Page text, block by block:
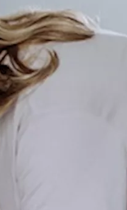
المصابين بالسكري من النوع
خاصة الباحثين عن بدائل
توضح الدكتورة نانسي